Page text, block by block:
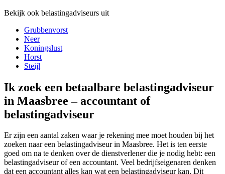
Bekijk ook belastingadviseurs uit
Grubbenvorst
Neer
Koningslust
Horst
Steijl
Ik zoek een betaalbare belastingadviseur
in Maasbree – accountant of
belastingadviseur
Er zijn een aantal zaken waar je rekening mee moet houden bij het
zoeken naar een belastingadviseur in Maasbree. Het is ten eerste
goed om na te denken over de dienstverlener die je nodig hebt: een
belastingadviseur of een accountant. Veel bedrijfseigenaren denken
dat een accountant alles kan wat een belastingadviseur kan. Dit